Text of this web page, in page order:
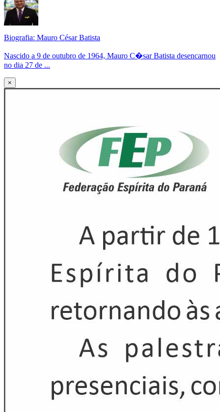
Biografia: Mauro César Batista
Nascido a 9 de outubro de 1964, Mauro C�sar Batista desencarnou
no dia 27 de ...
×